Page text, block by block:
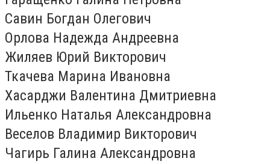
Савин Богдан Олегович
Орлова Надежда Андреевна
Жиляев Юрий Викторович
Ткачева Марина Ивановна
Хасарджи Валентина Дмитриевна
Ильенко Наталья Александровна
Веселов Владимир Викторович
Чагирь Галина Александровна